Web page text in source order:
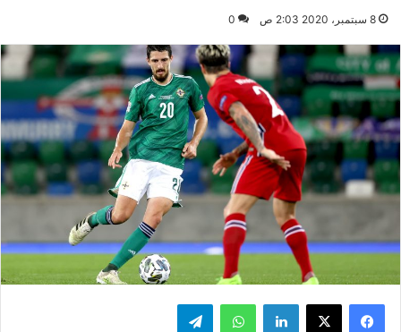
8 سبتمبر، 2020 2:03 ص 0
فيسبوك ‫X لينكدإن واتساب تيلقرام